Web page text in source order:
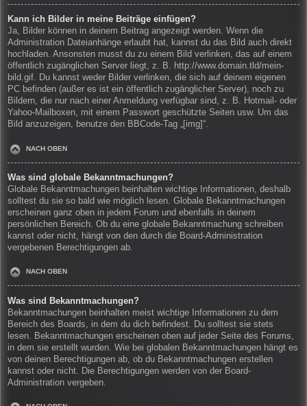
Kann ich Bilder in meine Beiträge einfügen?
Ja, Bilder können in deinem Beitrag angezeigt werden. Wenn die
Administration Dateianhänge erlaubt hat, kannst du das Bild auch direkt
hochladen. Ansonsten musst du zu einem Bild verlinken, das auf einem
öffentlich zugänglichen Server liegt, z. B. http://www.domain.tld/mein-
bild.gif. Du kannst weder Bilder verlinken, die sich auf deinem eigenen
PC befinden (außer es ist ein öffentlich zugänglicher Server), noch zu
Bildern, die nur nach einer Anmeldung verfügbar sind, z. B. Hotmail- oder
Yahoo-Mailboxen, mit einem Passwort geschützte Seiten usw. Um das
Bild anzuzeigen, benutze den BBCode-Tag „[img]“.
NACH OBEN
Was sind globale Bekanntmachungen?
Globale Bekanntmachungen beinhalten wichtige Informationen, deshalb
solltest du sie so bald wie möglich lesen. Globale Bekanntmachungen
erscheinen ganz oben in jedem Forum und ebenfalls in deinem
persönlichen Bereich. Ob du eine globale Bekanntmachung schreiben
kannst oder nicht, hängt von den durch die Board-Administration
vergebenen Berechtigungen ab.
NACH OBEN
Was sind Bekanntmachungen?
Bekanntmachungen beinhalten meist wichtige Informationen zu dem
Bereich des Boards, in dem du dich befindest. Du solltest sie stets
lesen. Bekanntmachungen erscheinen oben auf jeder Seite des Forums,
in dem sie erstellt wurden. Wie bei globalen Bekanntmachungen hängt es
von deinen Berechtigungen ab, ob du Bekanntmachungen erstellen
kannst oder nicht. Die Berechtigungen werden von der Board-
Administration vergeben.